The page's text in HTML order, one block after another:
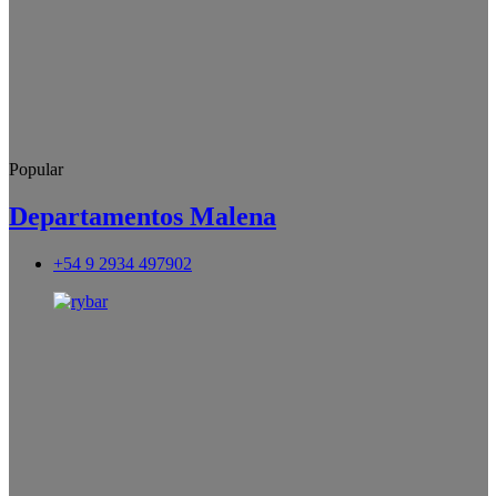
Popular
Departamentos Malena
+54 9 2934 497902